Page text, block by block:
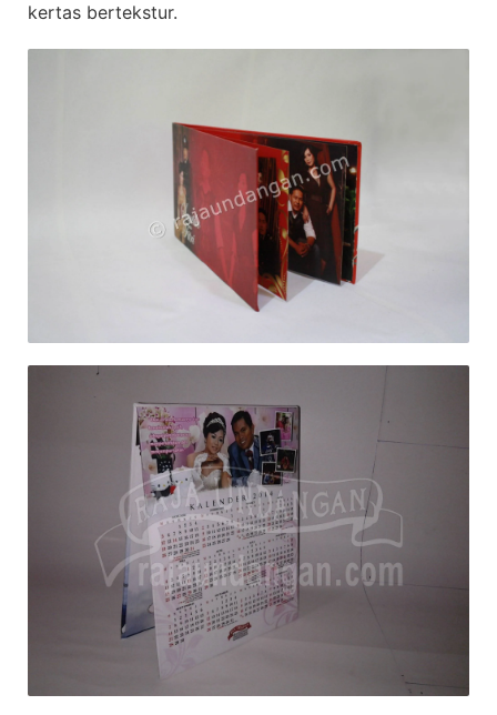
kertas bertekstur.